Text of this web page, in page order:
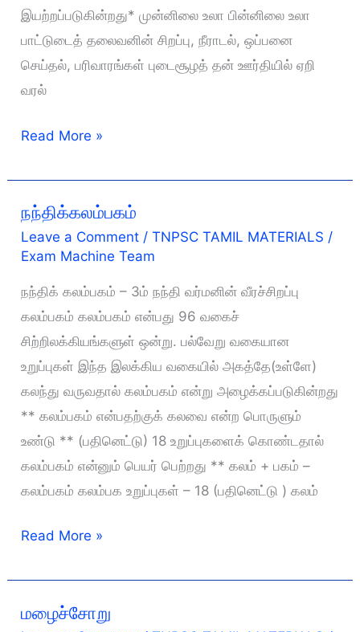
இயற்றப்படுகின்றது* முன்னிலை உலா பின்னிலை உலா
பாட்டுடைத் தலைவனின் சிறப்பு, நீராடல், ஒப்பனை
செய்தல், பரிவாரங்கள் புடைசூழத் தன் ஊர்தியில் ஏறி
வரல்
இராசராச
உலா
Read More »
நந்திக்கலம்பகம்
Leave a Comment /TNPSC TAMIL MATERIALS /
Exam Machine Team
நந்திக் கலம்பகம் – 3ம் நந்தி வர்மனின் வீரச்சிறப்பு
கலம்பகம் கலம்பகம் என்பது 96 வகைச்
சிற்றிலக்கியங்களுள் ஒன்று. பல்வேறு வகையான
உறுப்புகள் இந்த இலக்கிய வகையில் அகத்தே(உள்ளே)
கலந்து வருவதால் கலம்பகம் என்று அழைக்கப்படுகின்றது
** கலம்பகம் என்பதற்குக் கலவை என்ற பொருளும்
உண்டு ** (பதினெட்டு) 18 உறுப்புகளைக் கொண்டதால்
கலம்பகம் என்னும் பெயர் பெற்றது ** கலம் + பகம் –
கலம்பகம் கலம்பக உறுப்புகள் – 18 (பதினெட்டு ) கலம்
நந்திக்கலம்பகம்
Read More »
மழைச்சோறு